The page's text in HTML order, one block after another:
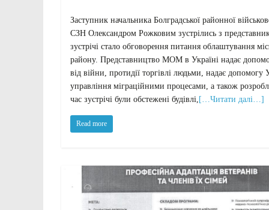
Заступник начальника Болградської районної
СЗН Олександром Рожковим зустрілись з
зустрічі стало обговорення питання облаштування
району. Представництво МОМ в Україні надає
від війни, протидії торгівлі людьми, надає допомогу
управління міграційними процесами, а також
час зустрічі були обстежені будівлі, […Читати далі…]
Read more